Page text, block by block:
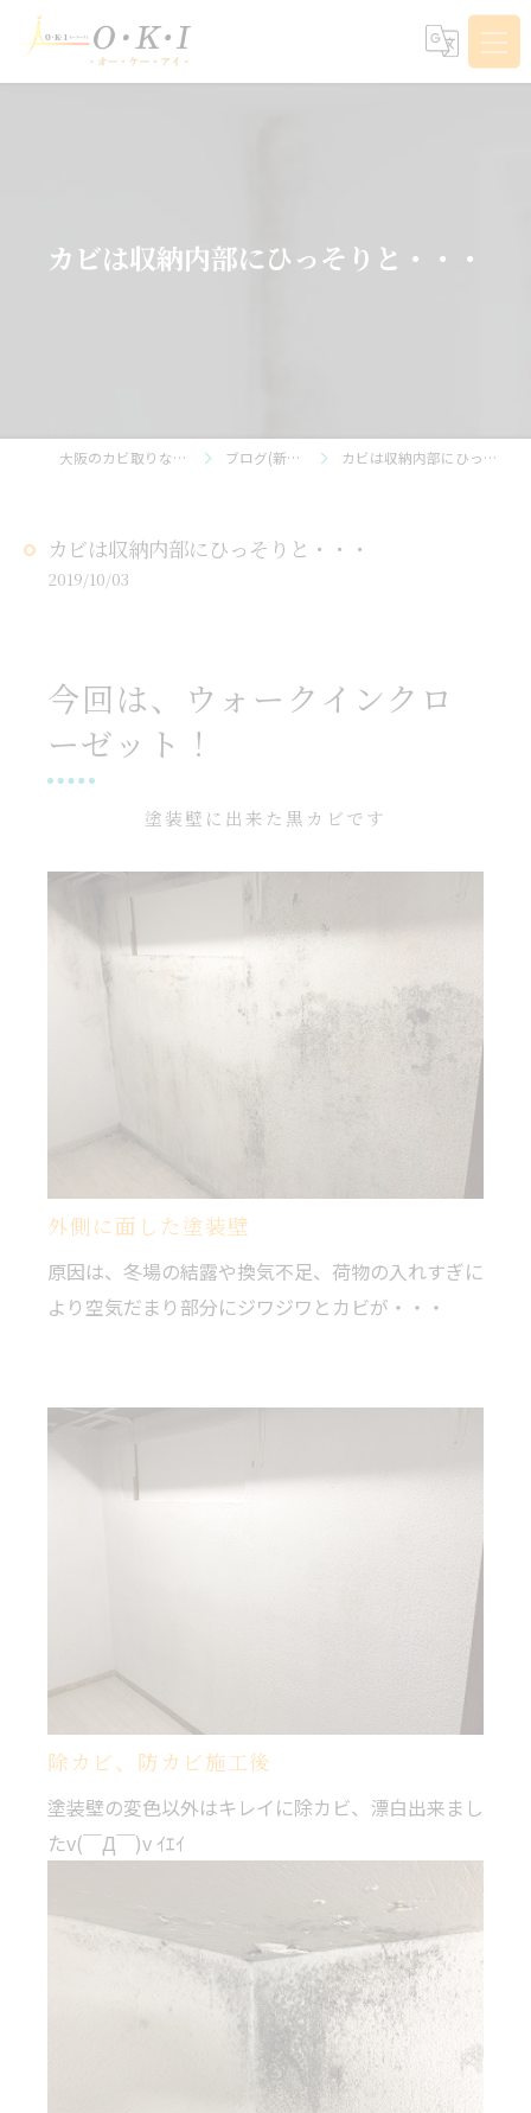
カビは収納内部にひっそりと・・・
大阪のカビ取りならO・K・I ブログ(新着情報) カビは収納内部にひっそりと・・・
カビは収納内部にひっそりと・・・
2019/10/03
塗装壁に出来た黒カビです
今回は、ウォークインクロ
ーゼット！
外側に面した塗装壁
原因は、冬場の結露や換気不足、荷物の入れすぎに
より空気だまり部分にジワジワとカビが・・・
除カビ、防カビ施工後
塗装壁の変色以外はキレイに除カビ、漂白出来まし
たv(￣Д￣)v ｲｴｲ